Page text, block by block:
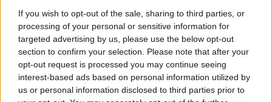
If you wish to opt-out of the sale, sharing to third parties, or
processing of your personal or sensitive information for
targeted advertising by us, please use the below opt-out
section to confirm your selection. Please note that after your
opt-out request is processed you may continue seeing
interest-based ads based on personal information utilized by
us or personal information disclosed to third parties prior to
ΓΝΩΜΕΣ
ΠΕΝΥ ΡΟΝΤΟΓΙΑΝΝΗ
11/03/2026
Από την Περούτζια του 2000